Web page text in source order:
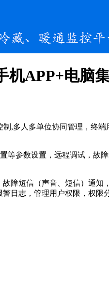
APP+电脑
,多人多单位协同管理，终
参数设置，远程调试，故
障短信（声音、短信）通知
日志，管理用户权限，权限